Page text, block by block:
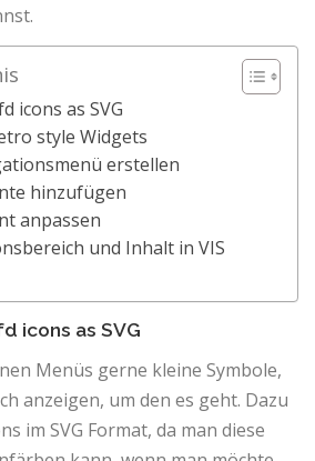
icons as SVG
style Widgets
erstellen
hinzufügen
anpassen
und Inhalt in VIS
icons as SVG
Menüs gerne kleine Symbole,
anzeigen, um den es geht. Dazu
im SVG Format, da man diese